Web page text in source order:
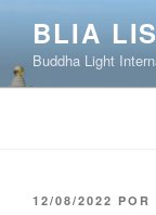
BLIA
Buddha Light
12/08/2022 POR